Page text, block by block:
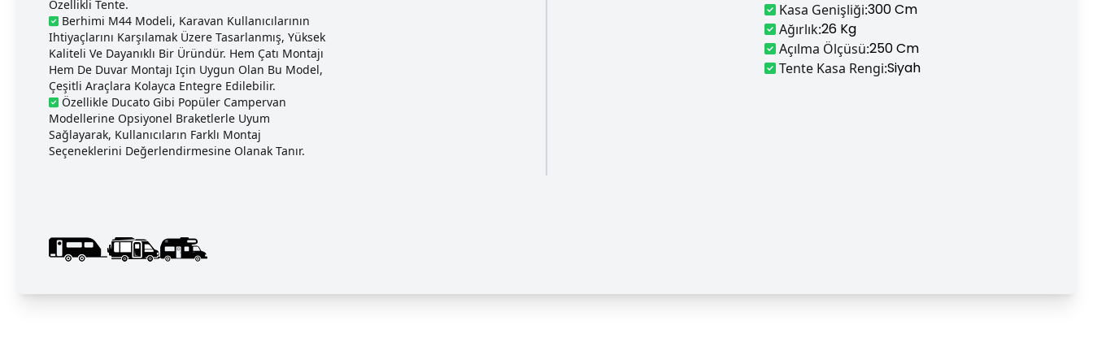
Özellikli Tente.
Berhimi M44 Modeli, Karavan Kullanıcılarının
Ihtiyaçlarını Karşılamak Üzere Tasarlanmış, Yüksek
Kaliteli Ve Dayanıklı Bir Üründür. Hem Çatı Montajı
Hem De Duvar Montajı Için Uygun Olan Bu Model,
Çeşitli Araçlara Kolayca Entegre Edilebilir.
Özellikle Ducato Gibi Popüler Campervan
Modellerine Opsiyonel Braketlerle Uyum
Sağlayarak, Kullanıcıların Farklı Montaj
Seçeneklerini Değerlendirmesine Olanak Tanır.
Kasa Genişliği:300 Cm
Ağırlık:26 Kg
Açılma Ölçüsü:250 Cm
Tente Kasa Rengi:Siyah